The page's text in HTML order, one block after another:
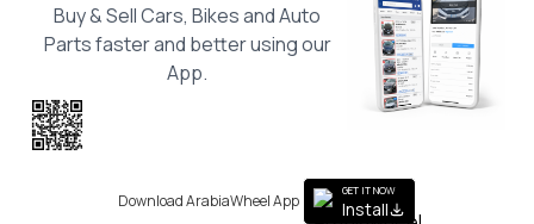
Buy & Sell Cars, Bikes and Auto
Parts faster and better using our
App.
Download ArabiaWheel App
GET IT NOW
Install